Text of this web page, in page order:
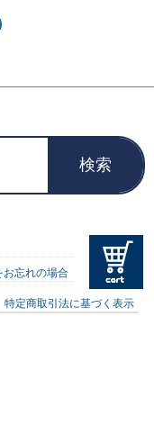
検索
お忘れの場合
特定商取引法に基づく表示